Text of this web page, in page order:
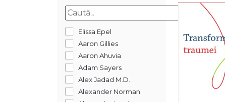
2015
2014
2013
2011
Elissa Epel
Aaron Gillies
Aaron Ahuvia
Adam Sayers
Alex Jadad M.D.
Alexander Norman